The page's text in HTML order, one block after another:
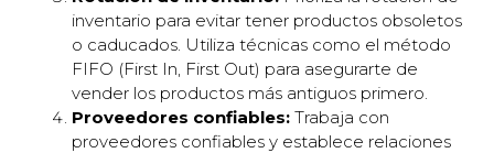
inventario para evitar tener productos obsoletos
o caducados. Utiliza técnicas como el método
FIFO (First In, First Out) para asegurarte de
vender los productos más antiguos primero.
Proveedores confiables: Trabaja con
proveedores confiables y establece relaciones